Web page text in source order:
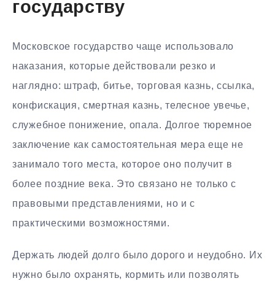
государству
Московское государство чаще использовало
наказания, которые действовали резко и
наглядно: штраф, битье, торговая казнь, ссылка,
конфискация, смертная казнь, телесное увечье,
служебное понижение, опала. Долгое тюремное
заключение как самостоятельная мера еще не
занимало того места, которое оно получит в
более поздние века. Это связано не только с
правовыми представлениями, но и с
практическими возможностями.
Держать людей долго было дорого и неудобно. Их
нужно было охранять, кормить или позволять